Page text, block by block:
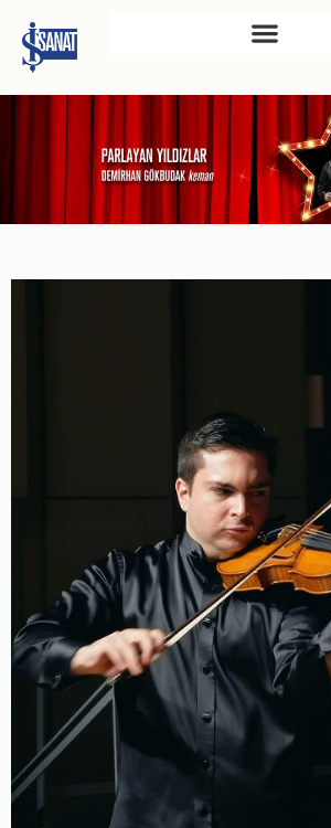
SAHNE SANATLARI
TÜRKIYE İŞ BANKASI
RESIM HEYKEL MÜZESI
MÜZESI
ATATÜRK KÜTÜPHANESI
SANAT GALERILERI
KÜLTÜREL MIRASA